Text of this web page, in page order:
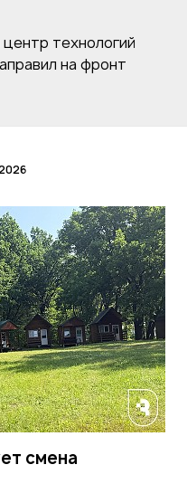
технологий
на фронт
смена